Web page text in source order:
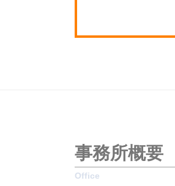
事務所概要